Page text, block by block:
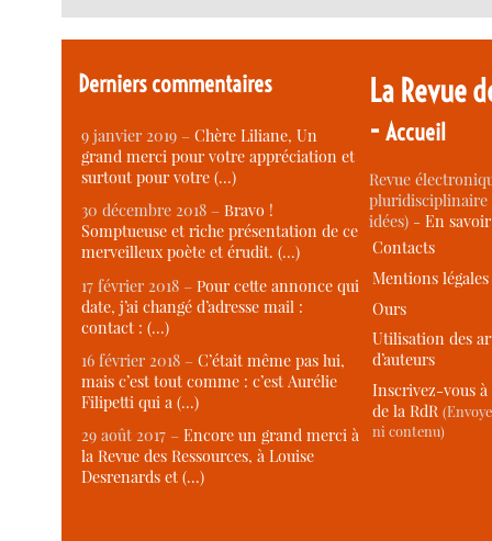
Derniers commentaires
9 janvier 2019 –Chère Liliane, Un
grand merci pour votre appréciation et
surtout pour votre (…)
30 décembre 2018 –Bravo !
Somptueuse et riche présentation de ce
merveilleux poète et érudit. (…)
17 février 2018 –Pour cette annonce qui
date, j’ai changé d’adresse mail :
contact : (…)
16 février 2018 –C’était même pas lui,
mais c’est tout comme : c’est Aurélie
Filipetti qui a (…)
29 août 2017 –Encore un grand merci à
la Revue des Ressources, à Louise
Desrenards et (…)
La Revue
-Accueil
Revue
idées) -En
Contacts
Mentions légales
Ours
Utilisation des
d’auteurs
Inscrivez-vous
de la RdR
ni contenu)